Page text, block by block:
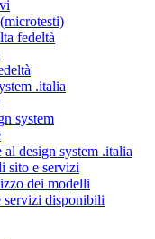
fedeltà
.italia
system
design system .italia
sito e servizi
dei modelli
servizi disponibili